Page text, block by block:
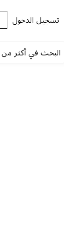
تسجيل الدخول